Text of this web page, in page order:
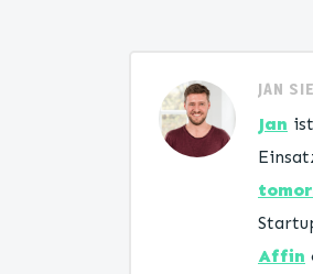
JAN
Jan
Affin